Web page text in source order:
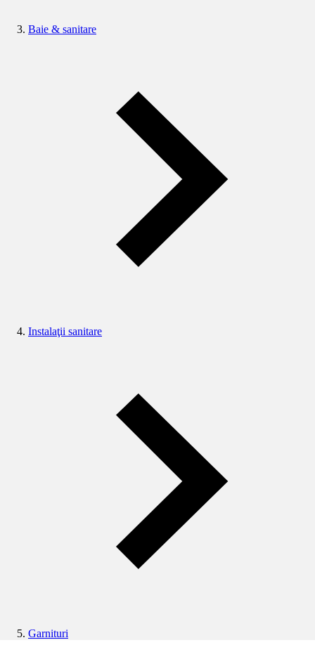
Baie & sanitare
Instalaţii sanitare
Garnituri